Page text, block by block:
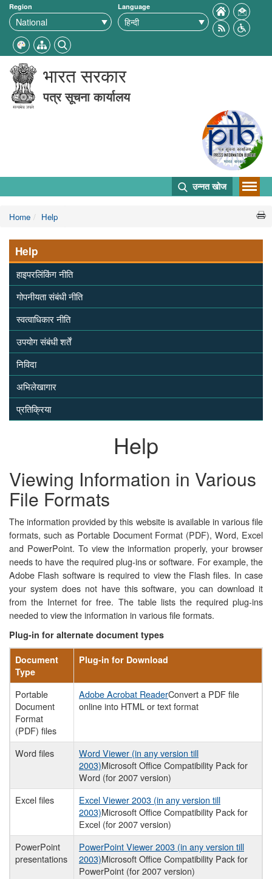
Region Language
भारत सरकार
पत्र सूचना कार्यालय
उन्नत खोज
Home Help
Help
हाइपरलिंकिंग नीति
गोपनीयता संबंधी नीति
स्वत्वाधिकार नीति
उपयोग संबंधी शर्तें
निविदा
अभिलेखागार
प्रतिक्रिया
Help
Viewing Information in Various
File Formats
The information provided by this website is available in various file
formats, such as Portable Document Format (PDF), Word, Excel
and PowerPoint. To view the information properly, your browser
needs to have the required plug-ins or software. For example, the
Adobe Flash software is required to view the Flash files. In case
your system does not have this software, you can download it
from the Internet for free. The table lists the required plug-ins
needed to view the information in various file formats.
Plug-in for alternate document types
Document
Type
Plug-in for Download
Portable
Document
Format
(PDF) files
Adobe Acrobat ReaderConvert a PDF file
online into HTML or text format
Word files
Word Viewer (in any version till
2003)Microsoft Office Compatibility Pack for
Word (for 2007 version)
Excel files
Excel Viewer 2003 (in any version till
2003)Microsoft Office Compatibility Pack for
Excel (for 2007 version)
PowerPoint
presentations
PowerPoint Viewer 2003 (in any version till
2003)Microsoft Office Compatibility Pack for
PowerPoint (for 2007 version)